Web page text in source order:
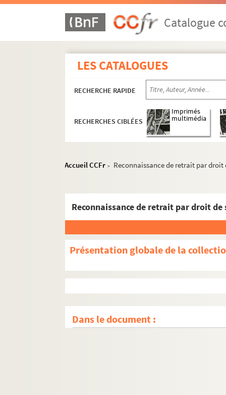
Catalogue
LES CATALOGUES
RECHERCHE RAPIDE
RECHERCHES CIBLÉES
Imprimés
multimédia
Accueil CCFr > Reconnaissance de retrait par
Reconnaissance de retrait par droit
Présentation globale de la
Dans le document :